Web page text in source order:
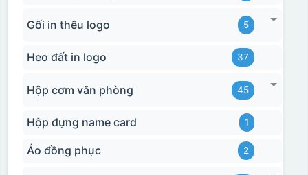
Gối in thêu logo 5
Heo đất in logo 37
Hộp cơm văn phòng 45
Hộp đựng name card 1
Áo đồng phục 2